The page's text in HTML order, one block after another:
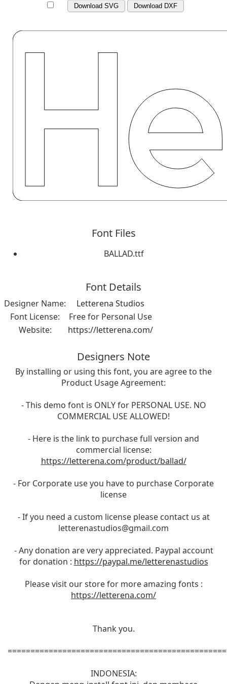
Download SVG Download DXF
Font Files
BALLAD.ttf
Font Details
Designer Name:
Letterena Studios
Font License:
Free for Personal Use
Website:
https://letterena.com/
Designers Note
By installing or using this font, you are agree to the
Product Usage Agreement:
- This demo font is ONLY for PERSONAL USE. NO
COMMERCIAL USE ALLOWED!
- Here is the link to purchase full version and
commercial license:
https://letterena.com/product/ballad/
- For Corporate use you have to purchase Corporate
license
- If you need a custom license please contact us at
letterenastudios@gmail.com
- Any donation are very appreciated. Paypal account
for donation : https://paypal.me/letterenastudios
Please visit our store for more amazing fonts :
https://letterena.com/
Thank you.
INDONESIA: